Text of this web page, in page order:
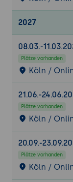
Ausblick
Marketing
Marketing
Marketings
Konzept
4.0
Die Rolle
von
Conversion-
(UX) Design
Analyse
2027
08.03.-
Plätze vorhanden
Köln /
21.06.-
Plätze vorhanden
Köln /
20.09.-
Plätze vorhanden
Köln /